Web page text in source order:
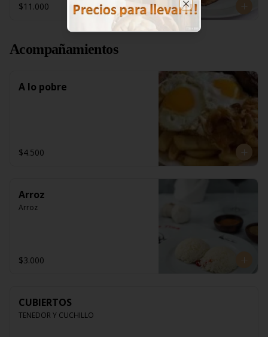
$11.000
Acompañamientos
A lo pobre
$4.500
Arroz
Arroz
$3.000
CUBIERTOS
TENEDOR Y CUCHILLO
Close